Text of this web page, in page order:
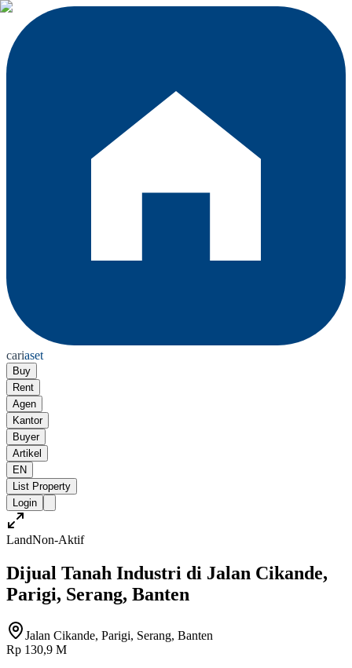
cariaset
Buy
Rent
Agen
Kantor
Buyer
Artikel
EN
List Property
Login
LandNon-Aktif
Dijual Tanah Industri di Jalan Cikande,
Parigi, Serang, Banten
Jalan Cikande, Parigi, Serang, Banten
Rp 130,9 M